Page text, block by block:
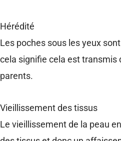
Hérédité
Les poches sous les yeux
cela signifie cela est transmis
parents.
Vieillissement des tissus
Le vieillissement de la peau